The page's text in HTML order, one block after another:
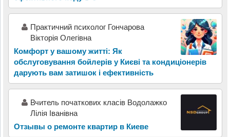
Практичний психолог Гончарова
Вікторія Олегівна
Комфорт у вашому житті: Як
обслуговування бойлерів у Києві та кондиціонерів
дарують вам затишок і ефективність
Вчитель початкових класів Водолажко
Лілія Іванівна
Отзывы о ремонте квартир в Киеве